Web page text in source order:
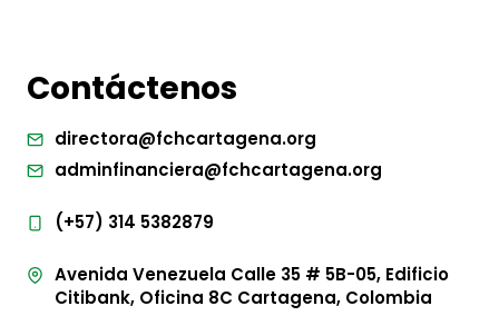
Contáctenos
directora@fchcartagena.org
adminfinanciera@fchcartagena.org
(+57) 314 5382879
Avenida Venezuela Calle 35 # 5B-05, Edificio
Citibank, Oficina 8C Cartagena, Colombia